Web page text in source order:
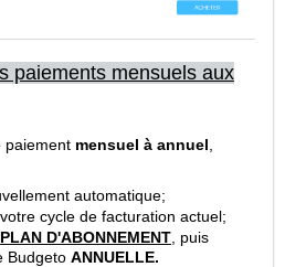
paiements mensuels aux
paiement mensuel à annuel
automatique;
cycle de facturation actuel;
PLAN D'ABONNEMENT , puis
Budgeto ANNUELLE.